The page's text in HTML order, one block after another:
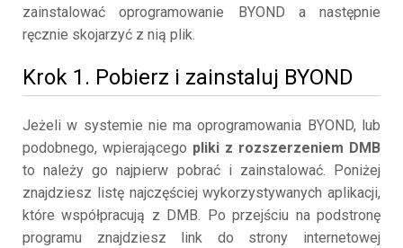
zainstalować oprogramowanie BYOND a następnie
ręcznie skojarzyć z nią plik.
Krok 1. Pobierz i zainstaluj BYOND
Jeżeli w systemie nie ma oprogramowania BYOND, lub
podobnego, wpierającego pliki z rozszerzeniem DMB
to należy go najpierw pobrać i zainstalować. Poniżej
znajdziesz listę najczęściej wykorzystywanych aplikacji,
które współpracują z DMB. Po przejściu na podstronę
programu znajdziesz link do strony internetowej